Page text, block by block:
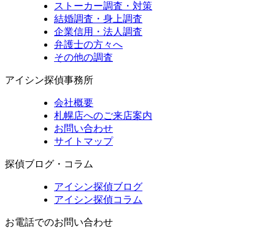
ストーカー調査・対策
結婚調査・身上調査
企業信用・法人調査
弁護士の方々へ
その他の調査
アイシン探偵事務所
会社概要
札幌店へのご来店案内
お問い合わせ
サイトマップ
探偵ブログ・コラム
アイシン探偵ブログ
アイシン探偵コラム
お電話でのお問い合わせ